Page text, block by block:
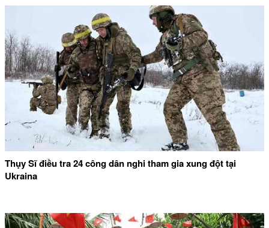
Thụy Sĩ điều tra 24 công dân nghi tham gia xung đột tại
Ukraina